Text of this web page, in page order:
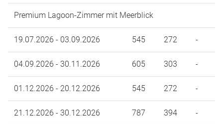
Premium Lagoon-Zimmer mit Meerblick
19.07.2026 - 03.09.2026 545 272 -
04.09.2026 - 30.11.2026 605 303 -
01.12.2026 - 20.12.2026 545 272 -
21.12.2026 - 30.12.2026 787 394 -